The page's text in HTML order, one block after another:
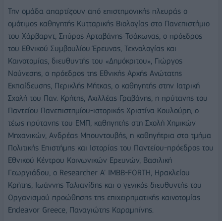
Την ομάδα απαρτίζουν από επιστημονικής πλευράς ο
ομότιμος καθηγητής Κυτταρικής Βιολογίας στο Πανεπιστήμιο
του Χάρβαρντ, Σπύρος Αρταβάνης-Τσάκωνας, ο πρόεδρος
του Εθνικού Συμβουλίου Έρευνας, Τεχνολογίας και
Καινοτομίας, διευθυντής του «Δημόκριτου», Γιώργος
Νούνεσης, ο πρόεδρος της Εθνικής Αρχής Ανώτατης
Εκπαίδευσης, Περικλής Μήτκας, ο καθηγητής στην Ιατρική
Σχολή του Παν. Κρήτης, Αχιλλέας Γραβάνης, η πρύτανης του
Παντείου Πανεπιστημίου-ιστορικός Χριστίνα Κουλούρη, ο
τέως πρύτανης του ΕΜΠ, καθηγητής στη Σχολή Χημικών
Μηχανικών, Ανδρέας Μπουντουβής, η καθηγήτρια στο τμήμα
Πολιτικής Επιστήμης και Ιστορίας του Παντείου-πρόεδρος του
Εθνικού Κέντρου Κοινωνικών Ερευνών, Βασιλική
Γεωργιάδου, ο Researcher A' IMBB-FORTH, Ηρακλείου
Κρήτης, Ιωάννης Ταλιανίδης και ο γενικός διευθυντής του
Οργανισμού προώθησης της επιχειρηματικής καινοτομίας
Endeavor Greece, Παναγιώτης Καραμπίνης.